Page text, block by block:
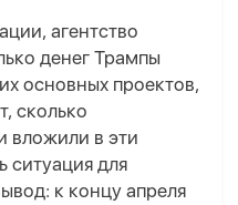
агентство
денег Трампы
основных проектов,
сколько
вложили в эти
ситуация для
к концу апреля